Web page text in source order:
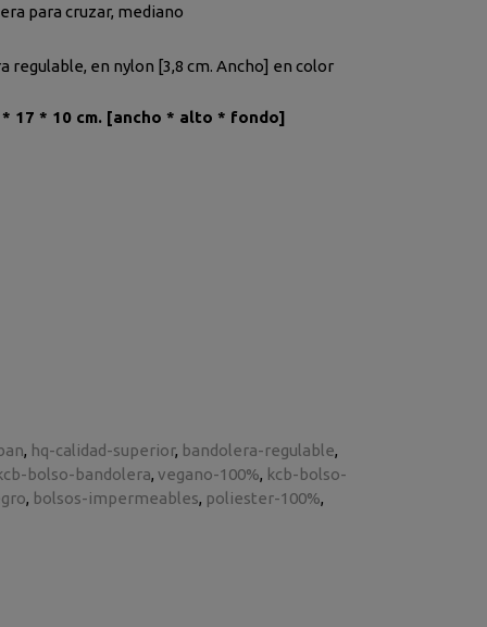
para cruzar, mediano
regulable, en nylon [3,8 cm. Ancho] en color
17 * 10 cm. [ancho * alto * fondo]
hq-calidad-superior bandolera-regulable
bolso-bandolera vegano-100% kcb-bolso-
bolsos-impermeables poliester-100%